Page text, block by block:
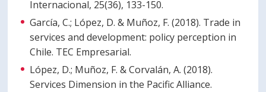
Internacional, 25(36), 133-150.
García, C.; López, D. & Muñoz, F. (2018). Trade in
services and development: policy perception in
Chile. TEC Empresarial.
López, D.; Muñoz, F. & Corvalán, A. (2018).
Services Dimension in the Pacific Alliance.